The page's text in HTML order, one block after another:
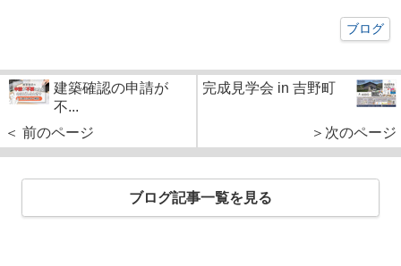
ブログ
建築確認の申請が
不...
＜ 前のページ
完成見学会 in 吉野町
＞次のページ
ブログ記事一覧を見る